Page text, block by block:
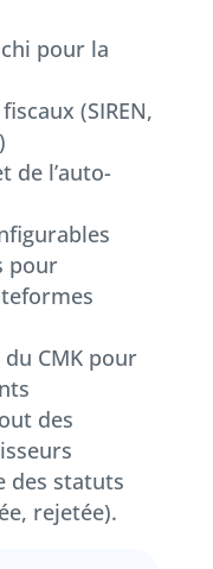
pour la
(SIREN,
de l’auto-
pour
CMK pour
des
des statuts
rejetée).